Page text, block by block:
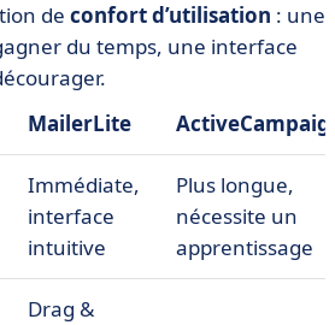
de confort d’utilisation : une
du temps, une interface
MailerLite
Immédiate,
interface
intuitive
Plus longue,
nécessite un
apprentissage
Drag &